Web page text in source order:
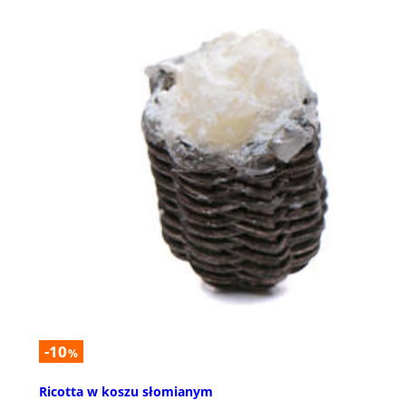
-10%
Ricotta w koszu słomianym